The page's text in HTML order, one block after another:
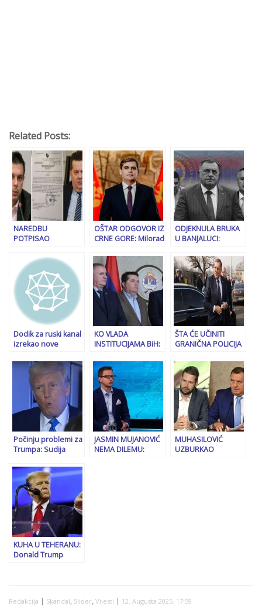
Related Posts:
NAREDBU
POTPISAO
ČAMPARA:
Tužilaštvo BiH
policijskim
agencijama naredilo
hapšenje Nenada
Stevandića dan
nakon što se on iz
Srbije vratio u BiH!
OŠTAR ODGOVOR IZ
CRNE GORE: Milorad
neistine, stigla
reakcija ministra
vanjskih poslova…
ODJEKNULA BRUKA
U BANJALUCI:
Britanija prve na
potezu
Dodik za ruski kanal
izrekao nove
Osjeća se
proganjano od
bosanskih
muslimana i
hobotnice iz Brisela
KO VLADA
INSTITUCIJAMA BiH:
granice
predsjednika RS
Milorada Dodika
uskoro bi mogla biti
riješena
ŠTA ĆE UČINITI
GRANIČNA POLICIJA
najavio povratak u
Bosnu i
Hercegovinu, iz
Beograda stiže…
Počinju problemi za
Trumpa: Sudija
nepoštivanje suda
JASMIN MUJANOVIĆ
NEMA DILEMU:
MUHASILOVIĆ
UZBURKAO
KUHA U TEHERANU:
Donald Trump
sile ukoliko Iran ne
Redakcija | Skandal, Slider, Vijesti | 12. Augusta 2025. 17:59